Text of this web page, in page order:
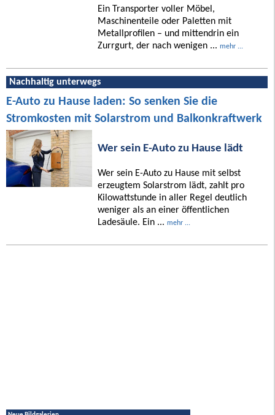
Ein Transporter voller Möbel,
Maschinenteile oder Paletten mit
Metallprofilen – und mittendrin ein
Zurrgurt, der nach wenigen ... mehr ...
Nachhaltig unterwegs
E-Auto zu Hause laden: So senken Sie die
Stromkosten mit Solarstrom und Balkonkraftwerk
Wer sein E-Auto zu Hause lädt
Wer sein E-Auto zu Hause mit selbst
erzeugtem Solarstrom lädt, zahlt pro
Kilowattstunde in aller Regel deutlich
weniger als an einer öffentlichen
Ladesäule. Ein ... mehr ...